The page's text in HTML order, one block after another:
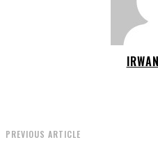
PREVIOUS ARTICLE